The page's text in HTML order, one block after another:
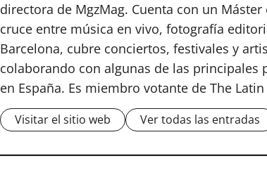
directora de MgzMag. Cuenta con un
cruce entre música en vivo, fotografía
Barcelona, cubre conciertos, festivales y
colaborando con algunas de las
en España. Es miembro votante de The
Visitar el sitio web Ver todas las entradas